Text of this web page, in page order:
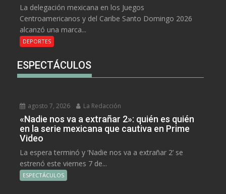
La delegación mexicana en los Juegos
Centroamericanos y del Caribe Santo Domingo 2026
alcanzó una marca...
DEPORTES
ESPECTÁCULOS
agosto 7, 2026 La Redacción
«Nadie nos va a extrañar 2»: quién es quién
en la serie mexicana que cautiva en Prime
Video
La espera terminó y ‘Nadie nos va a extrañar 2’ se
estrenó este viernes 7 de...
ESPECTÁCULOS